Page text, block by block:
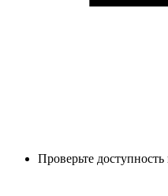
Проверьте